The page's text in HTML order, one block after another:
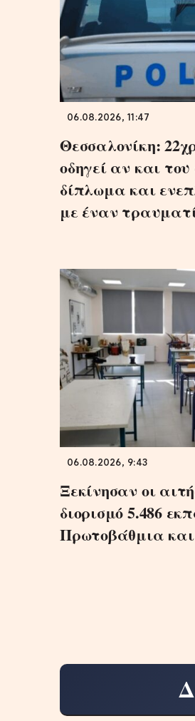
06.08.2026, 11:47
Θεσσαλονίκη:
οδηγεί αν και
δίπλωμα και
με έναν
06.08.2026, 9:43
Ξεκίνησαν οι
διορισμό 5.486
Πρωτοβάθμια